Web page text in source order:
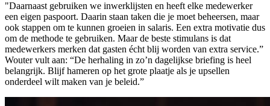
"Daarnaast gebruiken we inwerklijsten en heeft elke medewerker
een eigen paspoort. Daarin staan taken die je moet beheersen, maar
ook stappen om te kunnen groeien in salaris. Een extra motivatie dus
om de methode te gebruiken. Maar de beste stimulans is dat
medewerkers merken dat gasten écht blij worden van extra service.”
Wouter vult aan: “De herhaling in zo’n dagelijkse briefing is heel
belangrijk. Blijf hameren op het grote plaatje als je upsellen
onderdeel wilt maken van je beleid.”